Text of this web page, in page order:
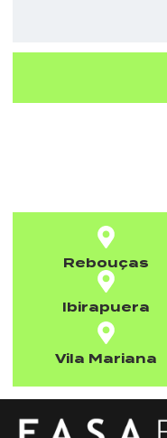
Rebouças
Ibirapuera
Vila Mariana